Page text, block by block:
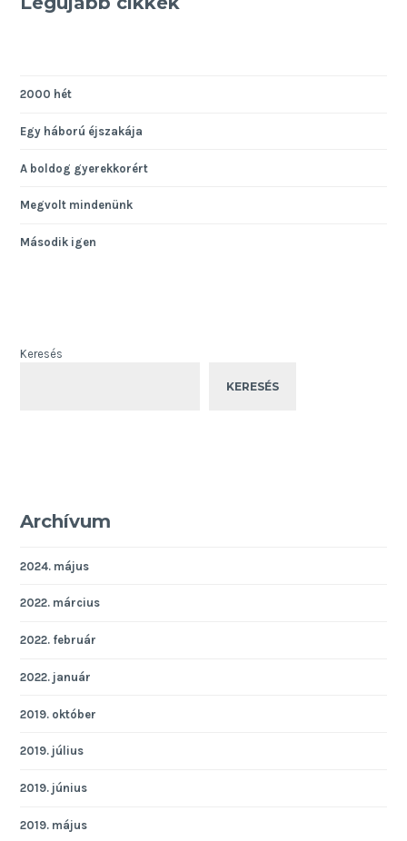
2000 hét
Egy háború éjszakája
A boldog gyerekkorért
Megvolt mindenünk
Második igen
Keresés
KERESÉS
Archívum
2024. május
2022. március
2022. február
2022. január
2019. október
2019. július
2019. június
2019. május